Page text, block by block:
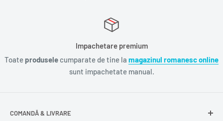
Impachetare premium
Toate produsele cumparate de tine la magazinul romanesc online
sunt impachetate manual.
COMANDĂ & LIVRARE